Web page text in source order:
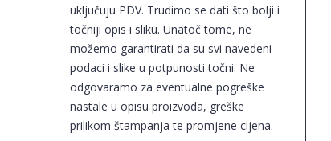
uključuju PDV. Trudimo se dati što bolji i
točniji opis i sliku. Unatoč tome, ne
možemo garantirati da su svi navedeni
podaci i slike u potpunosti točni. Ne
odgovaramo za eventualne pogreške
nastale u opisu proizvoda, greške
prilikom štampanja te promjene cijena.